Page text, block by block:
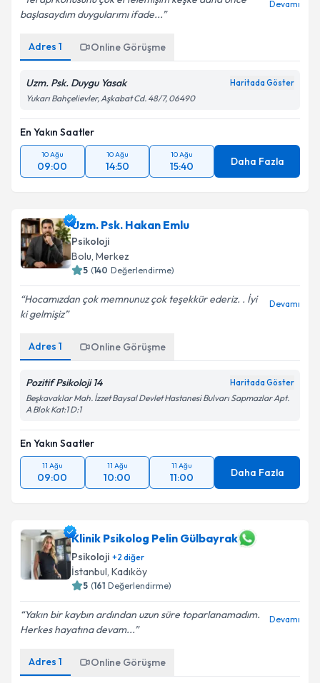
Terapi konusunu çok ertelemişim keşke daha önce
başlasaydım duygularımı ifade...
Adres 1 Online Görüşme
Uzm. Psk. Duygu Yasak
Yukarı Bahçelievler, Aşkabat Cd. 48/7, 06490
En Yakın Saatler
10 Ağu
09:00
10 Ağu
14:50
10 Ağu
15:40 Daha Fazla
Uzm. Psk. Hakan Emlu
Psikoloji
Bolu,Merkez
( Değerlendirme)
Hocamızdan çok memnunuz çok teşekkür ederiz. . İyi
ki gelmişiz
Adres 1 Online Görüşme
Pozitif Psikoloji 14
Beşkavaklar Mah. İzzet Baysal Devlet Hastanesi Bulvarı Sapmazlar Apt.
En Yakın Saatler
11 Ağu
09:00
11 Ağu
10:00
11 Ağu
11:00 Daha Fazla
Klinik Psikolog Pelin Gülbayrak
Psikoloji diğer
İstanbul,Kadıköy
( Değerlendirme)
Yakın bir kaybın ardından uzun süre toparlanamadım.
Herkes hayatına devam...
Adres 1 Online Görüşme